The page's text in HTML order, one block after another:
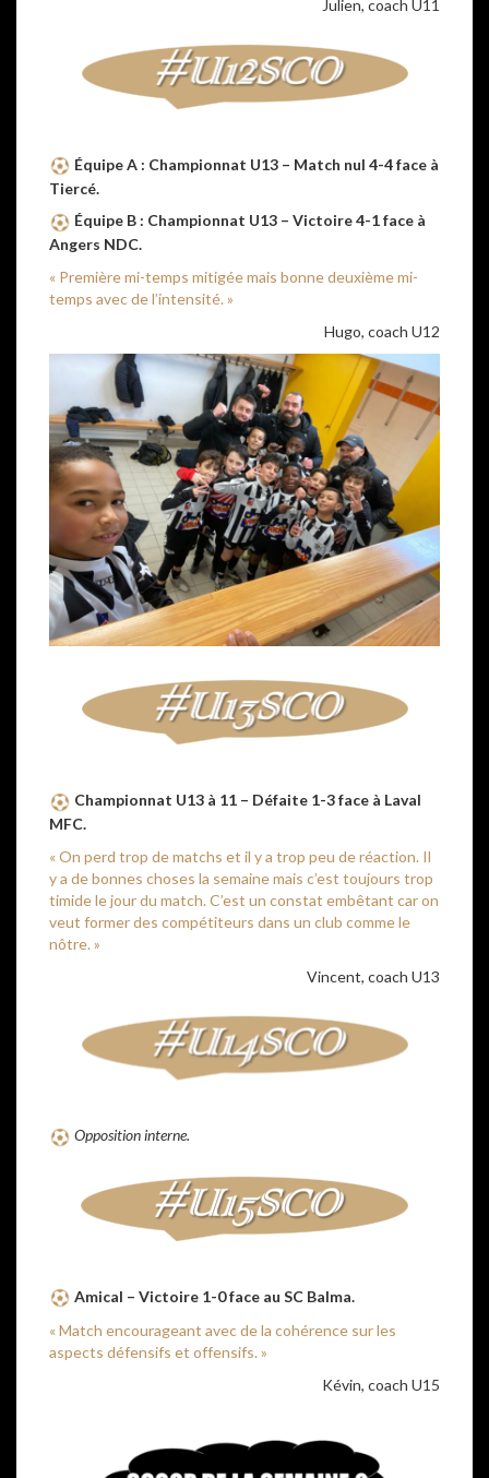
Julien, coach U11
Équipe A : Championnat U13 – Match nul 4-4 face à
Tiercé.
Équipe B : Championnat U13 – Victoire 4-1 face à
Angers NDC.
« Première mi-temps mitigée mais bonne deuxième mi-
temps avec de l’intensité. »
Hugo, coach U12
Championnat U13 à 11 – Défaite 1-3 face à Laval
MFC.
« On perd trop de matchs et il y a trop peu de réaction. Il
y a de bonnes choses la semaine mais c’est toujours trop
timide le jour du match. C’est un constat embêtant car on
veut former des compétiteurs dans un club comme le
nôtre. »
Vincent, coach U13
Opposition interne.
Amical – Victoire 1-0 face au SC Balma.
« Match encourageant avec de la cohérence sur les
aspects défensifs et offensifs. »
Kévin, coach U15